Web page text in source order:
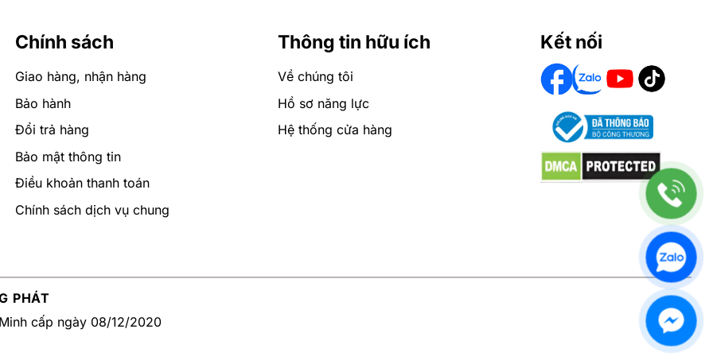
kiểu dáng, kích thước khác nhau.
đến dưới 5.000.000 đồng
đồng đến 1.000.000 đồng
sàn được gia công từ các xưởng uy tín trên thị trường hiện nay.
dịch vụ tốt, giao hàng nhanh?
12, TPHCM
Chính sách
Giao hàng, nhận hàng
Bảo hành
Đổi trả hàng
Bảo mật thông tin
Điều khoản thanh toán
Chính sách dịch vụ chung
Thông tin hữu ích
Về chúng tôi
Hồ sơ năng lực
Hệ thống cửa hàng
Kết nối
PHÁT
cấp ngày 08/12/2020